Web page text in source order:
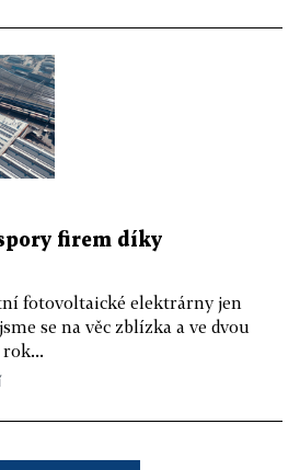
firem díky
fotovoltaické elektrárny jen
se na věc zblízka a ve dvou